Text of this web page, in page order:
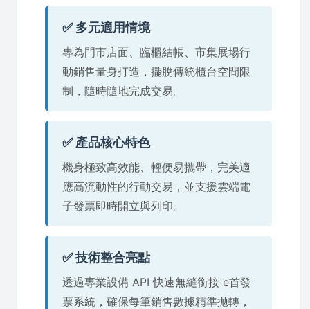
✅ 多元適用情境
專為門市店面、臨櫃結帳、市集展場行
動銷售量身打造，擺脫傳統櫃台空間限
制，隨時隨地完成交易。
✅ 產品核心特色
機身極致高效能、輕便易攜帶，完美適
應高流動性的行動交易，並支援雲端電
子發票即時開立與列印。
✅ 技術整合亮點
透過專業設備 API 快速無縫銜接 e首發
票系統，確保每筆銷售數據精準拋轉，